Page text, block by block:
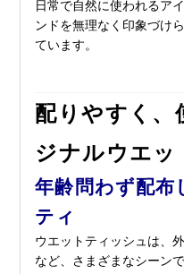
日常で自然に使われるア
ンドを無理なく印象づけ
ています。
配りやすく、
ジナルウエッ
年齢問わず配布
ティ
ウエットティッシュは、
など、さまざまなシーン